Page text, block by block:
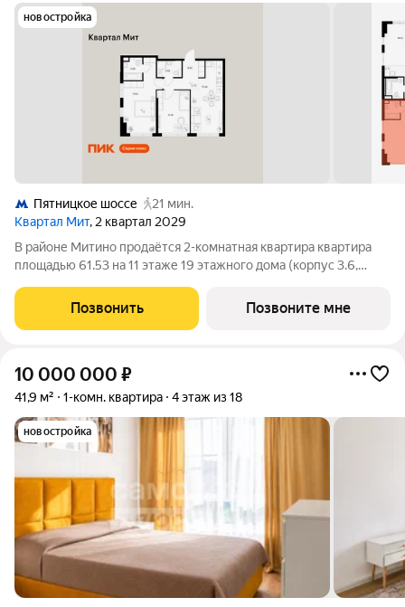
новостройка
Пятницкое шоссе
21 мин.
Квартал Мит, 2 квартал 2029
В районе Митино продаётся 2-комнатная квартира квартира
площадью 61.53 на 11 этаже 19 этажного дома (корпус 3.6,
расположение 20 минут пешком до станции метро
«Пятницкое шоссе». 8 минут на автомобиле
Позвонить Позвоните мне
10 000 000 ₽
41,9 м² 1-комн. квартира 4 этаж из 18
новостройка